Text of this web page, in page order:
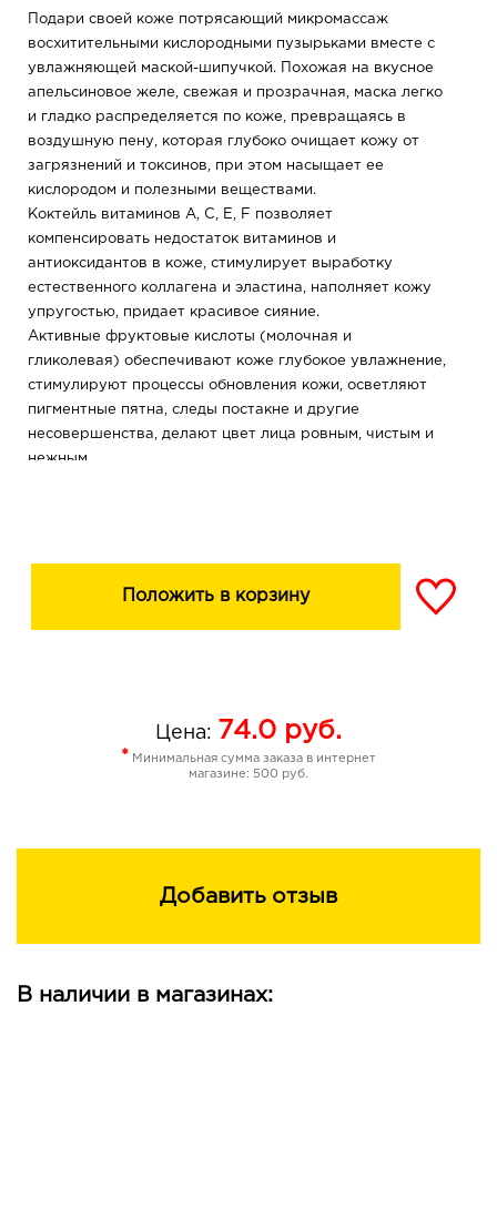
Подари своей коже потрясающий микромассаж
восхитительными кислородными пузырьками вместе с
увлажняющей маской-шипучкой. Похожая на вкусное
апельсиновое желе, свежая и прозрачная, маска легко
и гладко распределяется по коже, превращаясь в
воздушную пену, которая глубоко очищает кожу от
загрязнений и токсинов, при этом насыщает ее
кислородом и полезными веществами.
Коктейль витаминов А, С, Е, F позволяет
компенсировать недостаток витаминов и
антиоксидантов в коже, стимулирует выработку
естественного коллагена и эластина, наполняет кожу
упругостью, придает красивое сияние.
Активные фруктовые кислоты (молочная и
гликолевая) обеспечивают коже глубокое увлажнение,
стимулируют процессы обновления кожи, осветляют
пигментные пятна, следы постакне и другие
несовершенства, делают цвет лица ровным, чистым и
нежным.
Положить в корзину
Цена: 74.0 руб.
* Минимальная сумма заказа в интернет
магазине: 500 руб.
Добавить отзыв
В наличии в магазинах: